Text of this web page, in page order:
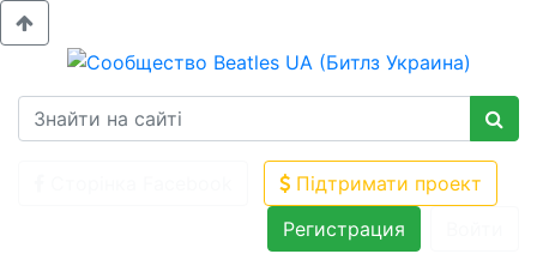
Підтримати проект
Регистрация